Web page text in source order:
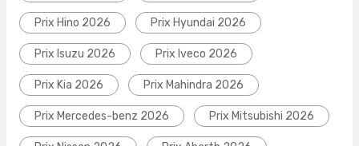
Prix Hino 2026 Prix Hyundai 2026
Prix Isuzu 2026 Prix Iveco 2026
Prix Kia 2026 Prix Mahindra 2026
Prix Mercedes-benz 2026 Prix Mitsubishi 2026